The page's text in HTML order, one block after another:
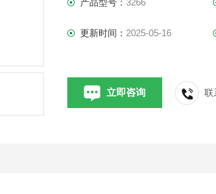
产品型号：3266
更新时间： 2025-05-16
立即咨询 联